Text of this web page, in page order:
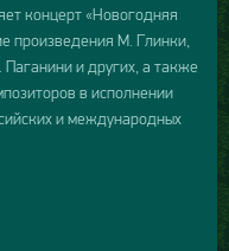
концерт «Новогодняя
произведения М. Глинки,
и других, а также
в исполнении
и международных